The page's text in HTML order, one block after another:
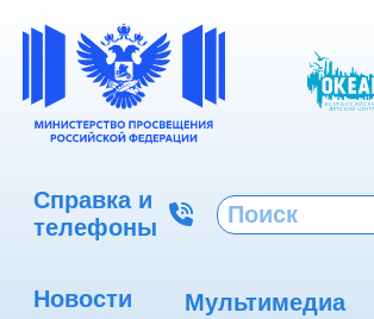
Справка и
телефоны
Новости Мультимедиа